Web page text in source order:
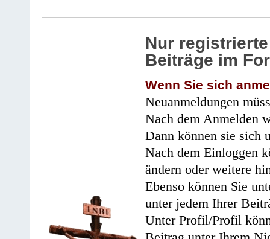
Nur
Beiträge im
Wenn Sie sich
Neuanmeldungen
Nach dem Anmelden
Dann können sie sich
Nach dem Einloggen
ändern oder weitere
Ebenso können Sie
unter jedem Ihrer
Unter Profil/Profil